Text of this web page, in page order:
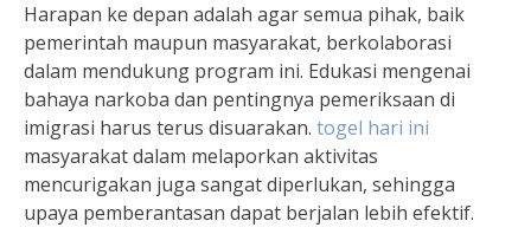
Harapan ke depan adalah agar semua pihak, baik
pemerintah maupun masyarakat, berkolaborasi
dalam mendukung program ini. Edukasi mengenai
bahaya narkoba dan pentingnya pemeriksaan di
imigrasi harus terus disuarakan. togel hari ini
masyarakat dalam melaporkan aktivitas
mencurigakan juga sangat diperlukan, sehingga
upaya pemberantasan dapat berjalan lebih efektif.